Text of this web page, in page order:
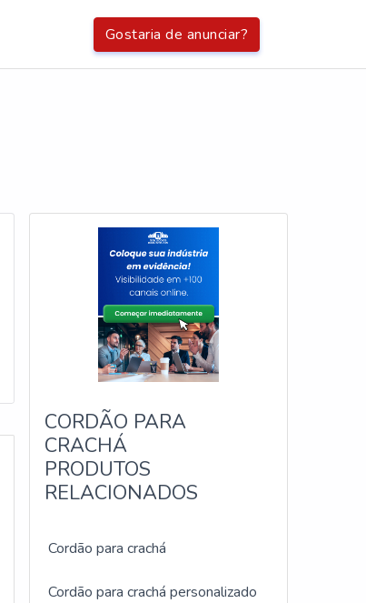
Gostaria de anunciar?
CORDÃO PARA
CRACHÁ
PRODUTOS
RELACIONADOS
Cordão para crachá
Cordão para crachá personalizado